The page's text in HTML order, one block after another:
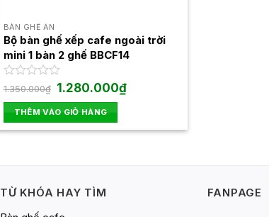
BÀN GHẾ ĂN
Bộ bàn ghế xếp cafe ngoài trời
mini 1 bàn 2 ghế BBCF14
Được
hạng
0
5
1.350.000₫ Giá
gốc
là:
1.350.000₫.
1.280.000₫Giá
hiện
THÊM VÀO GIỎ HÀNG
TỪ KHÓA HAY TÌM
FANPAGE